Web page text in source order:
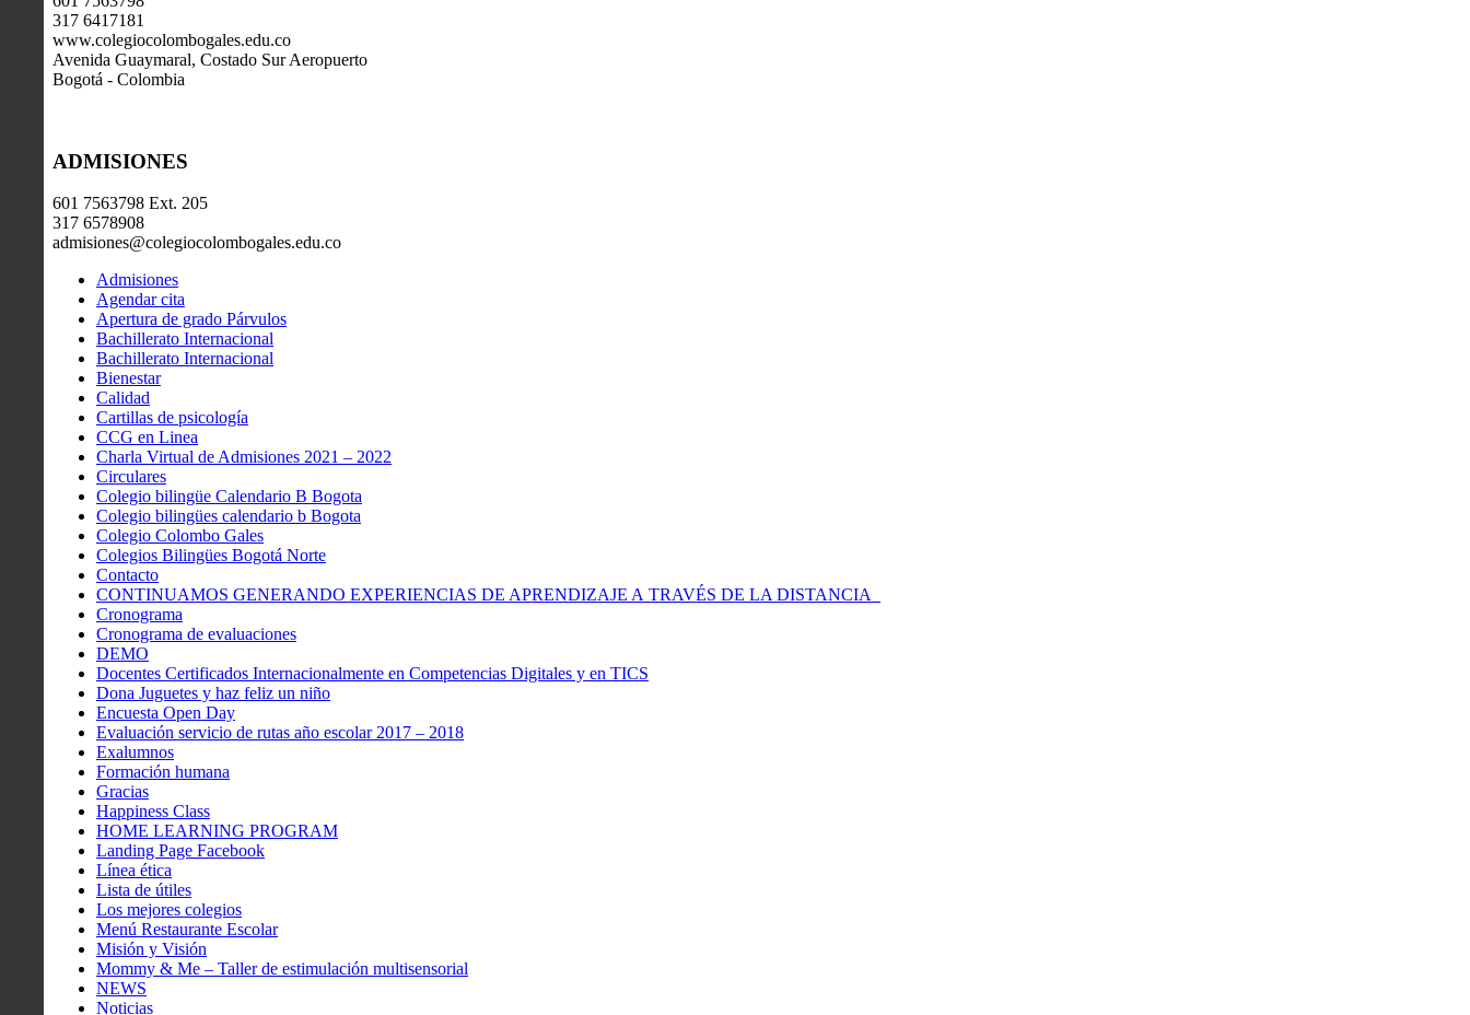
317 6417181
www.colegiocolombogales.edu.co
Avenida Guaymaral, Costado Sur Aeropuerto
Bogotá - Colombia
ADMISIONES
601 7563798 Ext. 205
317 6578908
admisiones@colegiocolombogales.edu.co
Admisiones
Agendar cita
Apertura de grado Párvulos
Bachillerato Internacional
Bachillerato Internacional
Bienestar
Calidad
Cartillas de psicología
CCG en Linea
Charla Virtual de Admisiones 2021 – 2022
Circulares
Colegio bilingüe Calendario B Bogota
Colegio bilingües calendario b Bogota
Colegio Colombo Gales
Colegios Bilingües Bogotá Norte
Contacto
CONTINUAMOS GENERANDO EXPERIENCIAS DE APRENDIZAJE A TRAVÉS DE LA DISTANCIA
Cronograma
Cronograma de evaluaciones
DEMO
Docentes Certificados Internacionalmente en Competencias Digitales y en TICS
Dona Juguetes y haz feliz un niño
Encuesta Open Day
Evaluación servicio de rutas año escolar 2017 – 2018
Exalumnos
Formación humana
Gracias
Happiness Class
HOME LEARNING PROGRAM
Landing Page Facebook
Línea ética
Lista de útiles
Los mejores colegios
Menú Restaurante Escolar
Misión y Visión
Mommy & Me – Taller de estimulación multisensorial
NEWS
Noticias